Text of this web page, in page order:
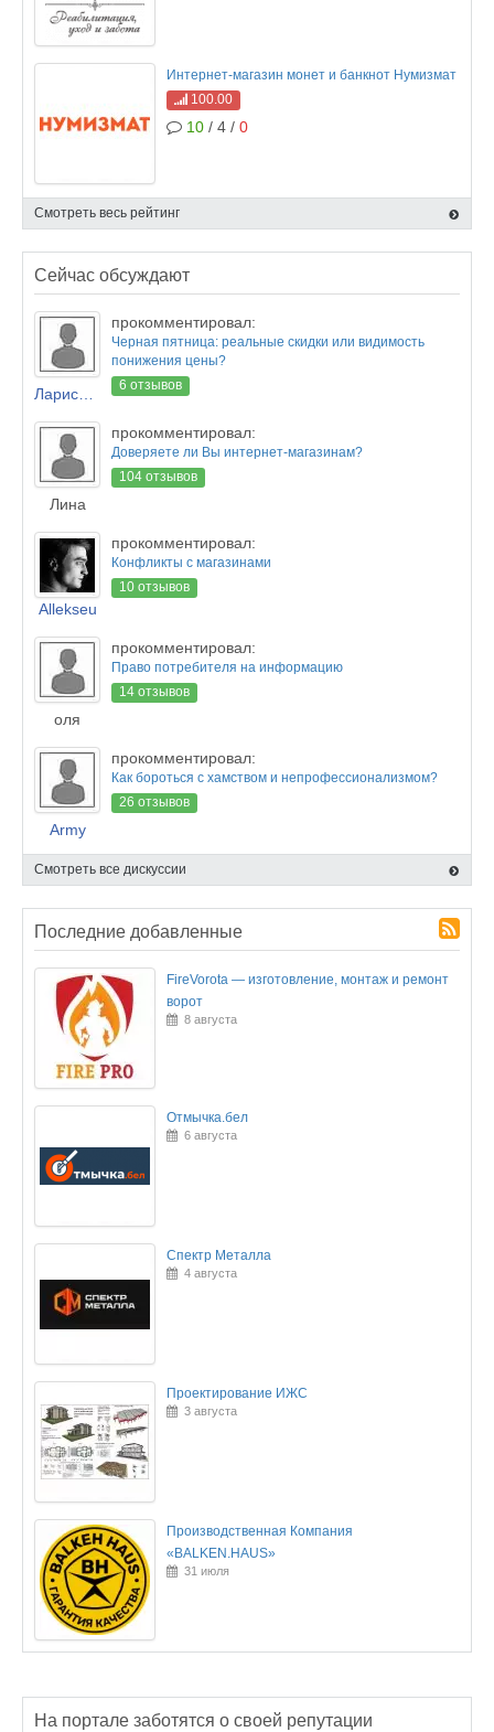
Интернет-магазин монет и банкнот Нумизмат
100.00
10 / 4 / 0
Смотреть весь рейтинг
Сейчас обсуждают
прокомментировал:
Черная пятница: реальные скидки или видимость
понижения цены?
6 отзывов
Лина
прокомментировал:
Доверяете ли Вы интернет-магазинам?
104 отзывов
Allekseu
прокомментировал:
Конфликты с магазинами
10 отзывов
оля
прокомментировал:
Право потребителя на информацию
14 отзывов
Army
прокомментировал:
Как бороться с хамством и непрофессионализмом?
26 отзывов
Смотреть все дискуссии
Последние добавленные
FireVorota — изготовление, монтаж и ремонт
ворот
8 августа
Отмычка.бел
6 августа
Спектр Металла
4 августа
Проектирование ИЖС
3 августа
Производственная Компания
«BALKEN.HAUS»
31 июля
На портале заботятся о своей репутации